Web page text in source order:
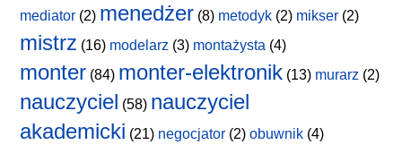
mediator (2) menedżer (8) metodyk (2) mikser (2)
mistrz (16) modelarz (3) montażysta (4)
monter (84) monter-elektronik (13) murarz (2)
nauczyciel (58) nauczyciel
akademicki (21) negocjator (2) obuwnik (4)